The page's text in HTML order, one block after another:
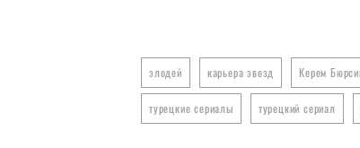
злодей карьера звезд Керем
турецкие сериалы турецкий сериал